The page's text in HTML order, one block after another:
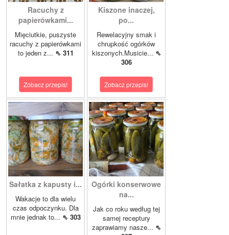
Racuchy z
papierówkami...
Mięciutkie, puszyste
racuchy z papierówkami
to jeden z... ⇖ 311
Zobacz przepis!
Kiszone inaczej,
po...
Rewelacyjny smak i
chrupkość ogórków
kiszonych.Musicie... ⇖
306
Zobacz przepis!
Sałatka z kapusty i...
Wakacje to dla wielu
czas odpoczynku. Dla
mnie jednak to... ⇖ 303
Ogórki konserwowe
na...
Jak co roku według tej
samej receptury
zaprawiamy nasze... ⇖